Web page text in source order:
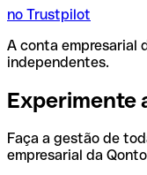
no Trustpilot
A conta empresarial
independentes.
Experimente
Faça a gestão de
empresarial da